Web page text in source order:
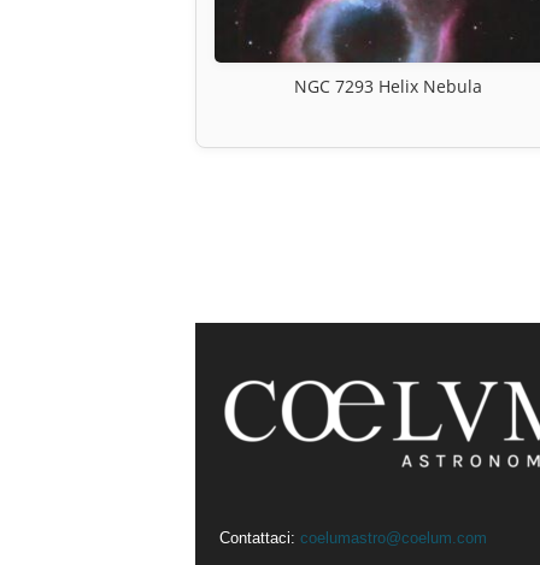
NGC 7293 Helix Nebula
Contattaci: coelumastro@coelum.com